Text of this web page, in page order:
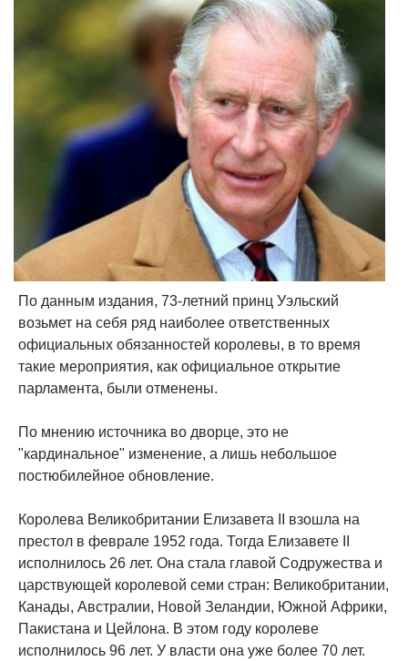
По данным издания, 73-летний принц Уэльский
возьмет на себя ряд наиболее ответственных
официальных обязанностей королевы, в то время
такие мероприятия, как официальное открытие
парламента, были отменены.
По мнению источника во дворце, это не
"кардинальное" изменение, а лишь небольшое
постюбилейное обновление.
Королева Великобритании Елизавета II взошла на
престол в феврале 1952 года. Тогда Елизавете II
исполнилось 26 лет. Она стала главой Содружества и
царствующей королевой семи стран: Великобритании,
Канады, Австралии, Новой Зеландии, Южной Африки,
Пакистана и Цейлона. В этом году королеве
исполнилось 96 лет. У власти она уже более 70 лет.